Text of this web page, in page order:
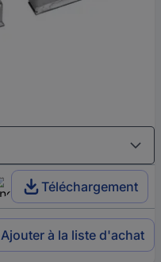
Téléchargement
Ajouter à la liste d'achat